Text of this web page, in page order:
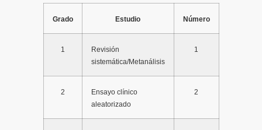
Grado Estudio Número
1
Revisión
sistemática/Metanálisis
1
2
Ensayo clínico
aleatorizado
2